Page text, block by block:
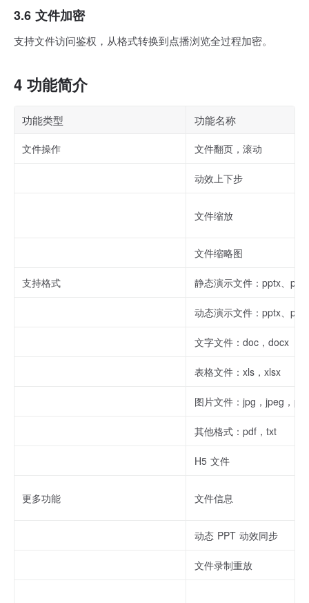
3.6 文件加密
支持文件访问鉴权，从格式转换到点播浏览全过程加密。
4 功能简介
功能类型 功能名称
文件操作 文件翻页，滚动
动效上下步
文件缩放
文件缩略图
支持格式 静态演示文件：pptx、ppt
动态演示文件：pptx、ppt
文字文件：doc，docx
表格文件：xls，xlsx
图片文件：jpg，jpeg，
其他格式：pdf，txt
H5 文件
更多功能 文件信息
动态 PPT 动效同步
文件录制重放